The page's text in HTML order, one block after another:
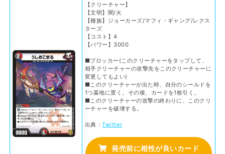
【クリーチャー】
【文明】闇/火
【種族】ジョーカーズ/マフィ・ギャング/レクス
ターズ
【コスト】4
【パワー】3000
■ブロッカー(このクリーチャーをタップして、
相手クリーチャーの攻撃先をこのクリーチャーに
変更してもよい)
■このクリーチャーが出た時、自分のシールドを
1つ墓地に置く。その後、カードを1枚引く。
■このクリーチャーの攻撃の終わりに、このクリ
ーチャーを破壊する。
出典：Twitter
発売前に相性が良いカード